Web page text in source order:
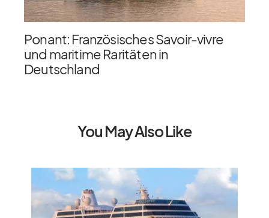
Ponant: Französisches Savoir-vivre
und maritime Raritäten in
Deutschland
You May Also Like